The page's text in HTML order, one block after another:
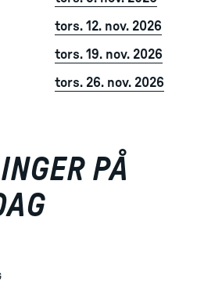
tors. 12. nov. 2026
tors. 19. nov. 2026
tors. 26. nov. 2026
PÅ